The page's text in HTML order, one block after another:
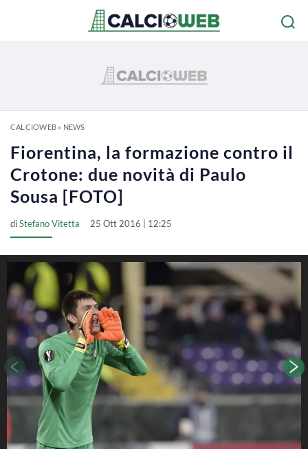
CALCIOWEB» NEWS
Fiorentina, la formazione contro il
Crotone: due novità di Paulo
Sousa [FOTO]
diStefano Vitetta 25 Ott 2016 | 12:25